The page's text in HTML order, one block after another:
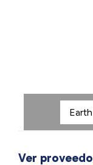
Ver